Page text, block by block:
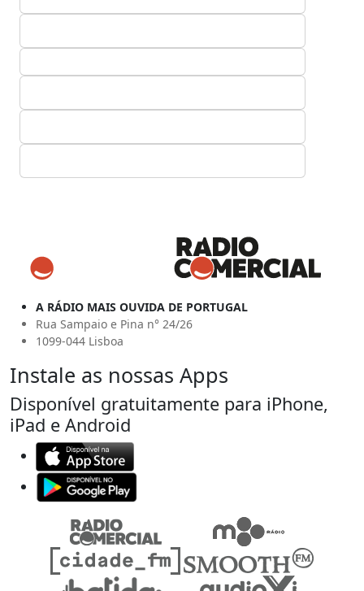
A RÁDIO MAIS OUVIDA DE PORTUGAL
Rua Sampaio e Pina n° 24/26
1099-044 Lisboa
Instale as nossas Apps
Disponível gratuitamente para iPhone,
iPad e Android